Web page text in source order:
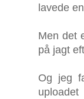
lavede
Men det
på jagt
Og jeg